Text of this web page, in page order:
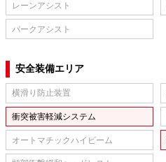
レーンアシスト
パークアシスト
安全装備エリア
横滑り防止装置
衝突被害軽減システム
オートマチックハイビーム